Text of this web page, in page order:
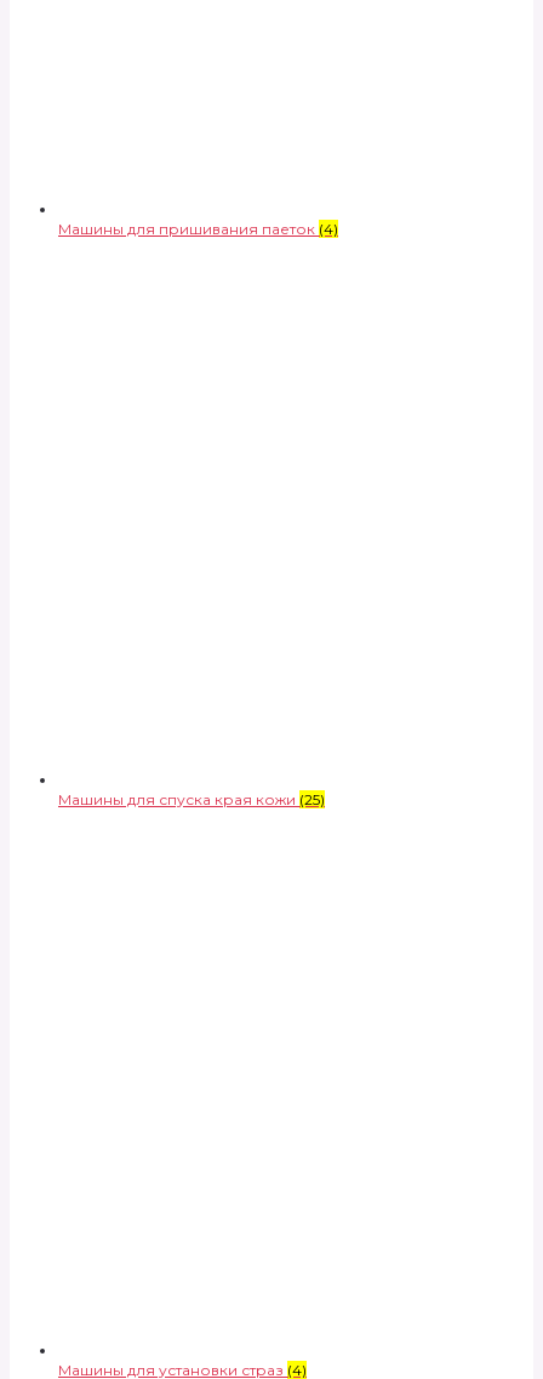
Машины для пришивания паеток (4)
Машины для спуска края кожи (25)
Машины для установки страз (4)